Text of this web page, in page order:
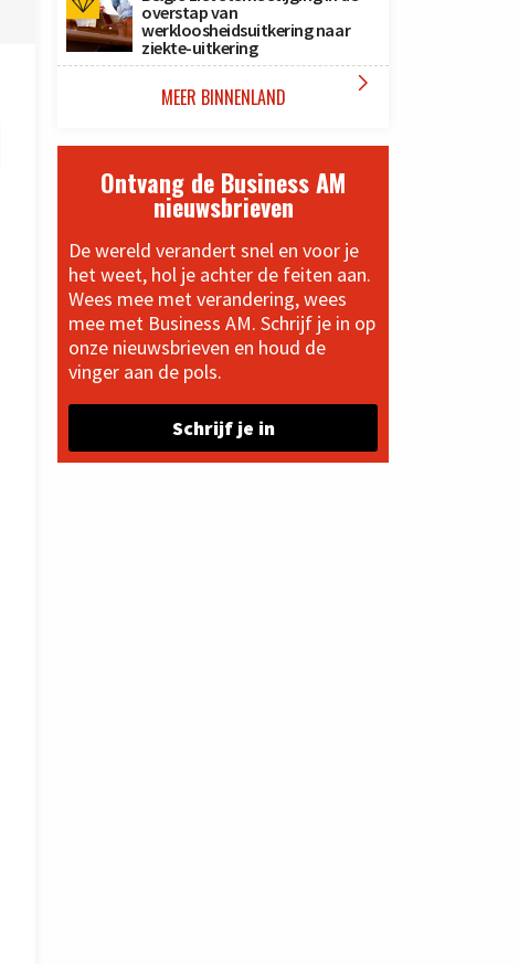
overstap van
werkloosheidsuitkering naar
ziekte-uitkering
MEER BINNENLAND 
Ontvang de Business AM
nieuwsbrieven
De wereld verandert snel en voor je
het weet, hol je achter de feiten aan.
Wees mee met verandering, wees
mee met Business AM. Schrijf je in op
onze nieuwsbrieven en houd de
vinger aan de pols.
Schrijf je in